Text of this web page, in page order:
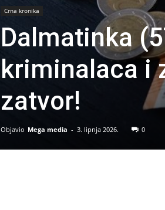
Crna kronika
Dalmatinka
kriminalaca i
zatvor!
Objavio Mega media - 3. lipnja 2026. 0